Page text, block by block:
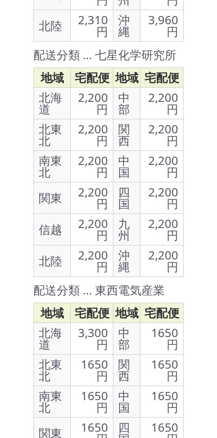
北陸
2,310
円
沖
縄
3,960
円
配送分類 … 七星化学研究所
地域
宅配便 地域 宅配便
北海
道
2,200
円
中
部
2,200
円
北東
北
2,200
円
関
西
2,200
円
南東
北
2,200
円
中
国
2,200
円
関東
2,200
円
四
国
2,200
円
信越
2,200
円
九
州
2,200
円
北陸
2,200
円
沖
縄
2,200
円
配送分類 … 東西電気産業
地域
宅配便 地域 宅配便
北海
道
3,300
円
中
部
1650
円
北東
北
1650
円
関
西
1650
円
南東
北
1650
円
中
国
1650
円
関東
1650 四 1650